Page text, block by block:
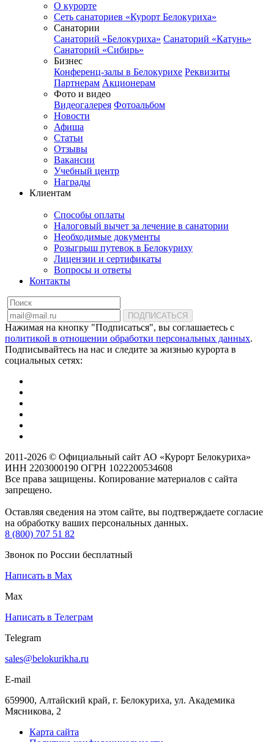
О курорте
Сеть санаториев «Курорт Белокуриха»
Санатории
Санаторий «Белокуриха» Санаторий «Катунь»
Санаторий «Сибирь»
Бизнес
Конференц-залы в Белокурихе Реквизиты
Партнерам Акционерам
Фото и видео
Видеогалерея Фотоальбом
Новости
Афиша
Статьи
Отзывы
Вакансии
Учебный центр
Награды
Клиентам
Способы оплаты
Налоговый вычет за лечение в санатории
Необходимые документы
Розыгрыш путевок в Белокуриху
Лицензии и сертификаты
Вопросы и ответы
Контакты
ПОДПИСАТЬСЯ
Нажимая на кнопку "Подписаться", вы соглашаетесь с
политикой в отношении обработки персональных данных.
Подписывайтесь на нас и следите за жизнью курорта в
социальных сетях:
2011-2026 © Официальный сайт АО «Курорт Белокуриха»
ИНН 2203000190 ОГРН 1022200534608
Все права защищены. Копирование материалов с сайта
запрещено.
Оставляя сведения на этом сайте, вы подтверждаете согласие
на обработку ваших персональных данных.
8 (800) 707 51 82
Звонок по России бесплатный
Написать в Max
Max
Написать в Телеграм
Telegram
sales@belokurikha.ru
E-mail
659900, Алтайский край, г. Белокуриха, ул. Академика
Мясникова, 2
Карта сайта